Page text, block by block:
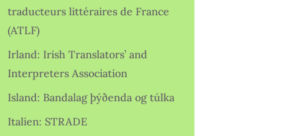
traducteurs littéraires de France
(ATLF)
Irland: Irish Translators’ and
Interpreters Association
Island: Bandalag þýðenda og túlka
Italien: STRADE